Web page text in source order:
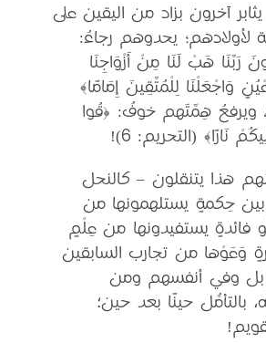
آخرون بزاد من اليقين على
لأولادهم؛ يحدوهم رجاءُ:
رَبَّنَا هَبْ لَنَا مِنْ أَزْوَاجِنَا
وَاجْعَلْنَا لِلْمُتَّقِينَ إِمَامًا﴾
74)، ويرفعُ هِمَّتَهم خوفُ: ﴿قُوا
نَارًا﴾ (التحريم: 6)!
هذا يتنقلون – كالنحل
بين حِكمةٍ يستلهمونها من
فائدةٍ يستفيدونها من عِلْمٍ
وَعَوْها من تجارب السابقين
بل وفي أنفسهم ومن
بالتأمُّل حينًا بعد حين؛